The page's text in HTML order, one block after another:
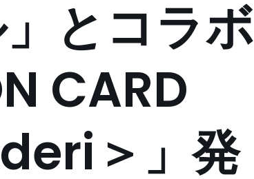
」とコラボ
CARD
＞」発